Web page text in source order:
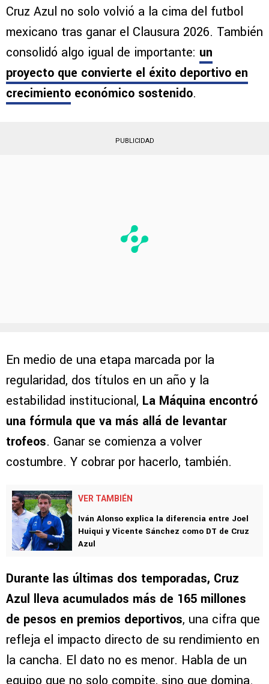
Síguenos en Google
Cruz Azul no solo volvió a la cima del futbol
mexicano tras ganar el Clausura 2026. También
consolidó algo igual de importante:
económico sostenido
En medio de una etapa marcada por la
regularidad, dos títulos en un año y la
estabilidad institucional,
La Máquina encontró
una fórmula que va más allá de levantar
trofeos. Ganar se comienza a volver
costumbre. Y cobrar por hacerlo, también.
Iván Alonso explica la diferencia entre Joel
Huiqui y Vicente Sánchez como DT de Cruz
Azul
Durante las últimas dos temporadas, Cruz
Azul lleva acumulados más de 165 millones
de pesos en premios deportivos
, una cifra que